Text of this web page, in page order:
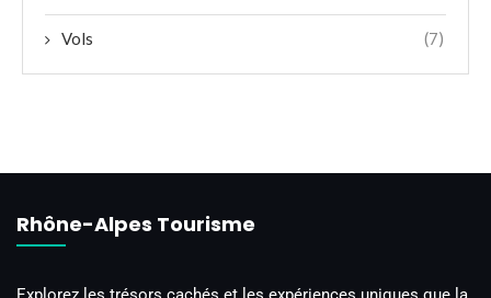
Vols (7)
Rhône-Alpes Tourisme